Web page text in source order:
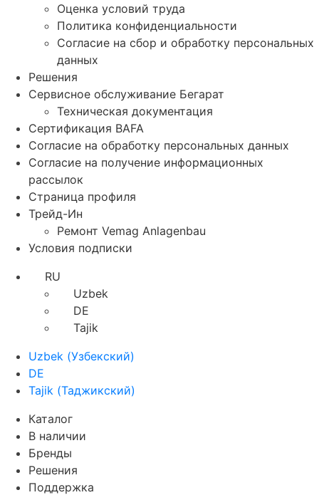
Оценка условий труда
Политика конфиденциальности
Согласие на сбор и обработку персональных
данных
Решения
Сервисное обслуживание Бегарат
Техническая документация
Сертификация BAFA
Согласие на обработку персональных данных
Согласие на получение информационных
рассылок
Страница профиля
Трейд-Ин
Ремонт Vemag Anlagenbau
Условия подписки
RU
Uzbek
DE
Tajik
Uzbek (Узбекский)
DE
Tajik (Таджикский)
Каталог
В наличии
Бренды
Решения
Поддержка